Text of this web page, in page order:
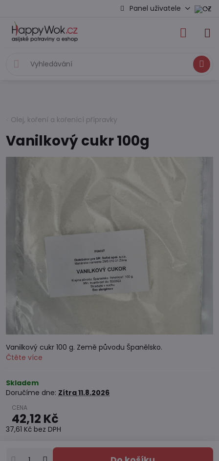
Panel uživatele
Hledat
Olej, koření a kořenící přípravky
Vanilkový cukr 100g
Vanilkový cukr 100 g. Země původu Španělsko.
Čtěte více
Skladem
Doručíme dne: Zítra11.8.2026
42,12 Kč
37,61 Kč bez DPH